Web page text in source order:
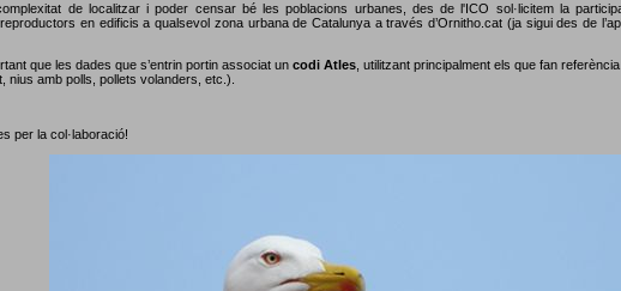
de localitzar i poder censar bé les poblacions urbanes, des de l'ICO sol·licitem la
reproductors en edificis a qualsevol zona urbana de Catalunya a través d’Ornitho.cat (ja sigui des de
que les dades que s’entrin portin associat un codi Atles , utilitzant principalment els que fan
nius amb polls, pollets volanders, etc.).
per la col·laboració!